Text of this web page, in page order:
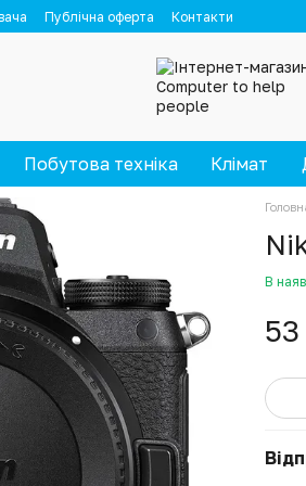
Публічна оферта Контакти
Побутова техніка Клімат
В